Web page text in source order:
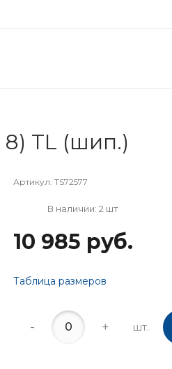
8) TL (шип.)
Артикул: TS72577
В наличии: 2 шт
10 985 руб.
Таблица размеров
- + шт.